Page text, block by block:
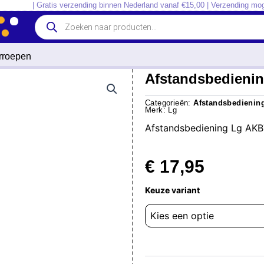
| Gratis verzending binnen Nederland vanaf €15,00 | Verzending
Producten
zoeken
Categorieën:
Merk: Lg
Afstandsbediening Lg
€ 17,95
Keuze variant
Afstandsbediening
AKB73275606
37LV355C